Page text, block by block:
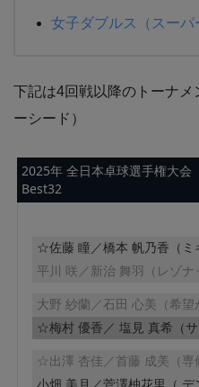
女子ダブルス（スーパ
下記は4回戦以降のトーナ
ーシード）